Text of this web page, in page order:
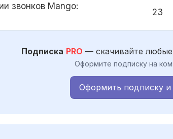
звонков Mango:
23
Подписка PRO — скачивайте
Оформите подписку на
Оформить подписку и